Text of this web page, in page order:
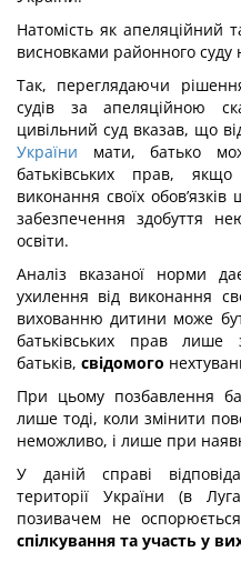
Натомість як апеляційний
висновками районного суду
Так, переглядаючи
судів за апеляційною
цивільний суд вказав, що
України мати, батько
батьківських прав,
виконання своїх
забезпечення здобуття
освіти.
Аналіз вказаної норми
ухилення від виконання
вихованню дитини може
батьківських прав
батьків, свідомого
При цьому позбавлення
лише тоді, коли змінити
неможливо, і лише при
У даній справі
території України (в
позивачем не
спілкування та участь у